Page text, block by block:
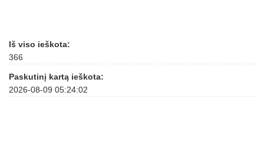
Iš viso ieškota:
366
Paskutinį kartą ieškota:
2026-08-09 05:24:02